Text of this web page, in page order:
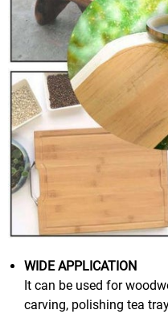
WIDE APPLICATION
It can be used for
carving, polishing tea